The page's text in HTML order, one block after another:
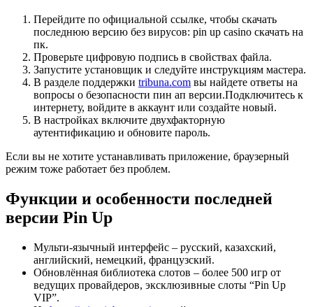
Перейдите по официальной ссылке, чтобы скачать
последнюю версию без вирусов: pin up casino скачать на
пк.
Проверьте цифровую подпись в свойствах файла.
Запустите установщик и следуйте инструкциям мастера.
В разделе поддержки tribuna.com вы найдете ответы на
вопросы о безопасности пин ап версии.Подключитесь к
интернету, войдите в аккаунт или создайте новый.
В настройках включите двухфакторную
аутентификацию и обновите пароль.
Если вы не хотите устанавливать приложение, браузерный
режим тоже работает без проблем.
Функции и особенности последней
версии Pin Up
Мульти‑язычный интерфейс – русский, казахский,
английский, немецкий, французский.
Обновлённая библиотека слотов – более 500 игр от
ведущих провайдеров, эксклюзивные слоты “Pin Up
VIP”.